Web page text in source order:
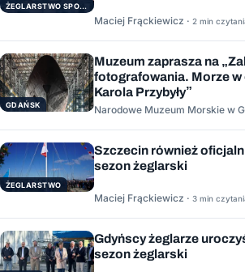
ŻEGLARSTWO SPORTOWE
Maciej Frąckiewicz · 2 min
GDAŃSK
Muzeum zaprasza na
fotografowania. Morze
Karola Przybyły”
Narodowe Muzeum Morskie w
ŻEGLARSTWO
Szczecin również
sezon żeglarski
Maciej Frąckiewicz · 3 min
Gdyńscy żeglarze
sezon żeglarski